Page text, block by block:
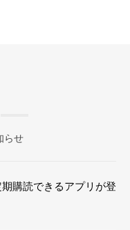
らせ
購読できるアプリが登